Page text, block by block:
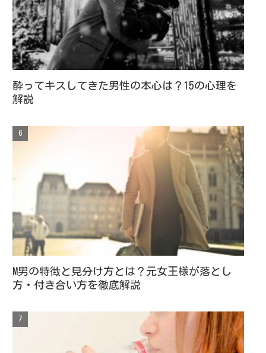
酔ってキスしてきた男性の本心は？15の心理を
解説
M男の特徴と見分け方とは？元女王様が落とし
方・付き合い方を徹底解説